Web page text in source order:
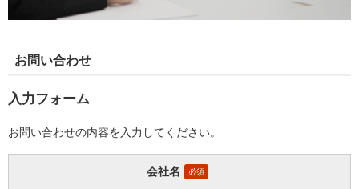
お問い合わせ
入力フォーム
お問い合わせの内容を入力してください。
会社名 必須